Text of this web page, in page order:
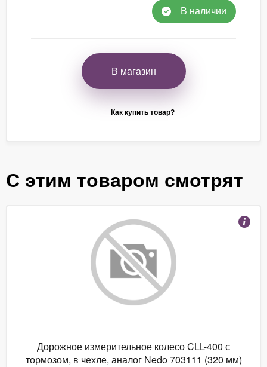
В наличии
В магазин
Как купить товар?
С этим товаром смотрят
Дорожное измерительное колесо CLL-400 с
тормозом, в чехле, аналог Nedo 703111 (320 мм)